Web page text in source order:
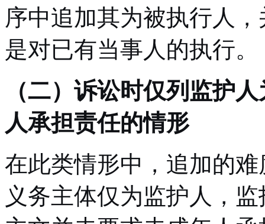
序中追加其为被执行人
是对已有当事人的执行。
（二）诉讼时仅列监护
人承担责任的情形
在此类情形中，追加的
义务主体仅为监护人，